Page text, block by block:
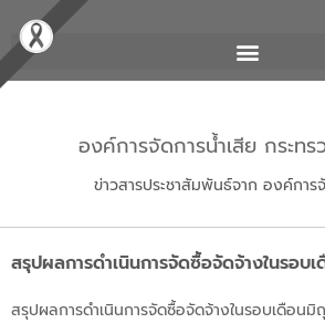
องค์การจัดการน้ำเสีย กระทร
ข่าวสารประชาสัมพันธ์จาก องค์การ
สรุปผลการดำเนินการจัดซื้อจัดจ้างในรอบ
สรุปผลการดำเนินการจัดซื้อจัดจ้างในรอบเดือน